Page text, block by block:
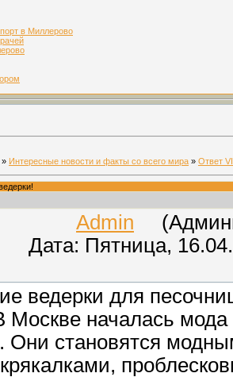
в Миллерово
» Интересные новости и факты со всего мира » Ответ
Admin
Дата: Пятница,
ведерки для
Москве началась мода
становятся